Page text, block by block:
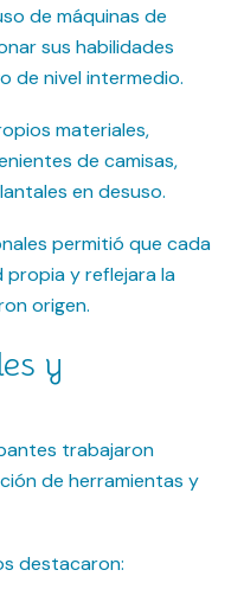
de máquinas de
sus habilidades
de nivel intermedio.
materiales,
de camisas,
en desuso.
permitió que cada
y reflejara la
origen.
y
trabajaron
de herramientas y
destacaron: